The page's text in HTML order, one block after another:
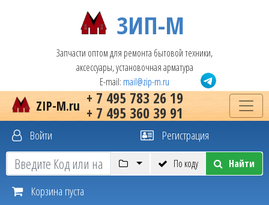
ЗИП-М
Запчасти оптом для ремонта бытовой техники,
аксессуары, установочная арматура
E-mail: mail@zip-m.ru
+ 7 495 783 26 19
+ 7 495 360 39 91
ZIP-M.ru
Войти Регистрация
По коду Найти
Корзина пуста